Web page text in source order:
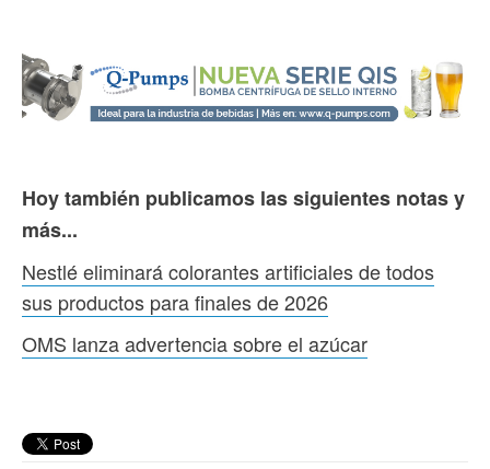
Hoy también publicamos las siguientes notas y
más...
Nestlé eliminará colorantes artificiales de todos
sus productos para finales de 2026
OMS lanza advertencia sobre el azúcar